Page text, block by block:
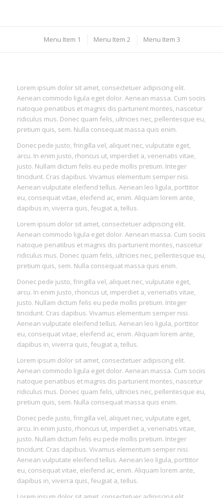
Menu Item 1 Menu Item 2 Menu Item 3
Lorem ipsum dolor sit amet, consectetuer adipiscing elit.
Aenean commodo ligula eget dolor. Aenean massa. Cum sociis
natoque penatibus et magnis dis parturient montes, nascetur
ridiculus mus. Donec quam felis, ultricies nec, pellentesque eu,
pretium quis, sem. Nulla consequat massa quis enim.
Donec pede justo, fringilla vel, aliquet nec, vulputate eget,
arcu. In enim justo, rhoncus ut, imperdiet a, venenatis vitae,
justo. Nullam dictum felis eu pede mollis pretium. Integer
tincidunt. Cras dapibus. Vivamus elementum semper nisi.
Aenean vulputate eleifend tellus. Aenean leo ligula, porttitor
eu, consequat vitae, eleifend ac, enim. Aliquam lorem ante,
dapibus in, viverra quis, feugiat a, tellus.
Lorem ipsum dolor sit amet, consectetuer adipiscing elit.
Aenean commodo ligula eget dolor. Aenean massa. Cum sociis
natoque penatibus et magnis dis parturient montes, nascetur
ridiculus mus. Donec quam felis, ultricies nec, pellentesque eu,
pretium quis, sem. Nulla consequat massa quis enim.
Donec pede justo, fringilla vel, aliquet nec, vulputate eget,
arcu. In enim justo, rhoncus ut, imperdiet a, venenatis vitae,
justo. Nullam dictum felis eu pede mollis pretium. Integer
tincidunt. Cras dapibus. Vivamus elementum semper nisi.
Aenean vulputate eleifend tellus. Aenean leo ligula, porttitor
eu, consequat vitae, eleifend ac, enim. Aliquam lorem ante,
dapibus in, viverra quis, feugiat a, tellus.
Lorem ipsum dolor sit amet, consectetuer adipiscing elit.
Aenean commodo ligula eget dolor. Aenean massa. Cum sociis
natoque penatibus et magnis dis parturient montes, nascetur
ridiculus mus. Donec quam felis, ultricies nec, pellentesque eu,
pretium quis, sem. Nulla consequat massa quis enim.
Donec pede justo, fringilla vel, aliquet nec, vulputate eget,
arcu. In enim justo, rhoncus ut, imperdiet a, venenatis vitae,
justo. Nullam dictum felis eu pede mollis pretium. Integer
tincidunt. Cras dapibus. Vivamus elementum semper nisi.
Aenean vulputate eleifend tellus. Aenean leo ligula, porttitor
eu, consequat vitae, eleifend ac, enim. Aliquam lorem ante,
dapibus in, viverra quis, feugiat a, tellus.